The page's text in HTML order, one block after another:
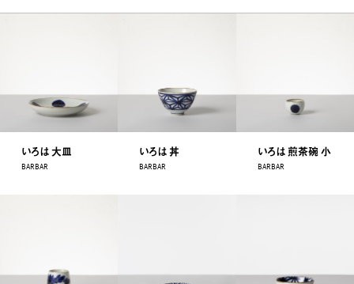
いろは 大皿
BARBAR
いろは 丼
BARBAR
いろは 煎茶碗 小
BARBAR